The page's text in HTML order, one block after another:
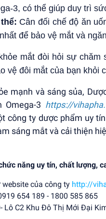
3, có thể giúp duy trì
Cân đối chế độ ăn
để bảo vệ mắt và
mắt đòi hỏi sự chăm
vệ đôi mắt của bạn khỏi
mạnh và sáng sủa,
3 https://
công ty dược phẩm uy
sáng mắt và cải thiện
năng uy tín, chất lượng,
của công ty http://
654 189 - 1800 585 865
Lô C2 Khu Đô Thị Mới Đại